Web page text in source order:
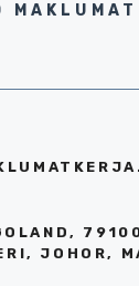
JOHOR,